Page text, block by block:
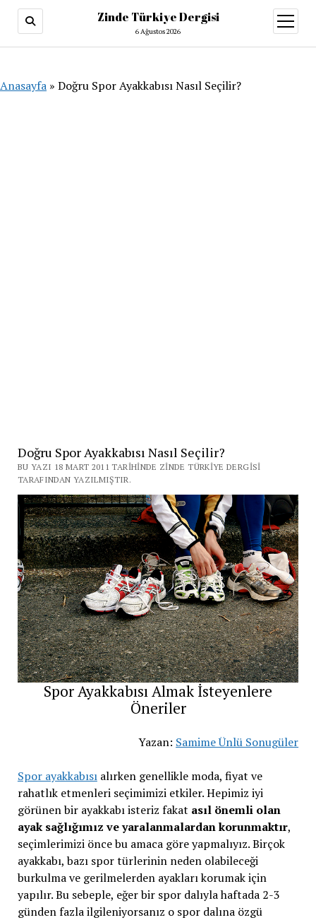
Zinde Türkiye Dergisi
6 Ağustos 2026
aç
Anasayfa » Doğru Spor Ayakkabısı Nasıl Seçilir?
Doğru Spor Ayakkabısı Nasıl Seçilir?
BU YAZI 18 MART 2011 TARIHINDE ZINDE TÜRKIYE DERGISI
TARAFINDAN YAZILMIŞTIR.
Spor Ayakkabısı Almak İsteyenlere
Öneriler
Yazan: Samime Ünlü Sonugüler
Spor ayakkabısıalırken genellikle moda, fiyat ve
rahatlık etmenleri seçimimizi etkiler. Hepimiz iyi
görünen bir ayakkabı isteriz fakat asıl önemli olan
ayak sağlığımız ve yaralanmalardan korunmaktır,
seçimlerimizi önce bu amaca göre yapmalıyız. Birçok
ayakkabı, bazı spor türlerinin neden olabileceği
burkulma ve gerilmelerden ayakları korumak için
yapılır. Bu sebeple, eğer bir spor dalıyla haftada 2-3
günden fazla ilgileniyorsanız o spor dalına özgü